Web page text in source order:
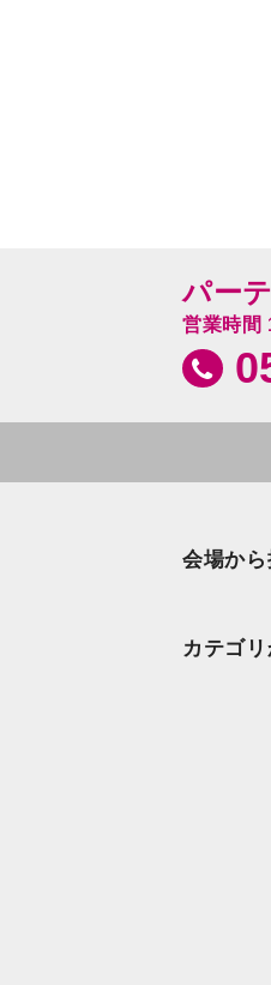
パー
営業時間
会場から
カテゴ